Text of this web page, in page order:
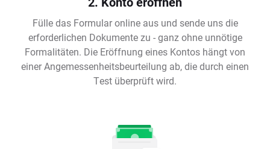
Fülle das Formular online aus und sende uns die
erforderlichen Dokumente zu - ganz ohne unnötige
Formalitäten. Die Eröffnung eines Kontos hängt von
einer Angemessenheitsbeurteilung ab, die durch einen
Test überprüft wird.